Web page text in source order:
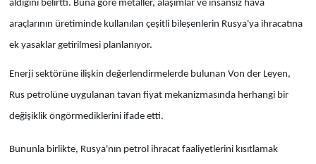
aldığını belirtti. Buna göre metaller, alaşımlar ve insansız hava
araçlarının üretiminde kullanılan çeşitli bileşenlerin Rusya'ya ihracatına
ek yasaklar getirilmesi planlanıyor.
Enerji sektörüne ilişkin değerlendirmelerde bulunan Von der Leyen,
Rus petrolüne uygulanan tavan fiyat mekanizmasında herhangi bir
değişiklik öngörmediklerini ifade etti.
Bununla birlikte, Rusya'nın petrol ihracat faaliyetlerini kısıtlamak